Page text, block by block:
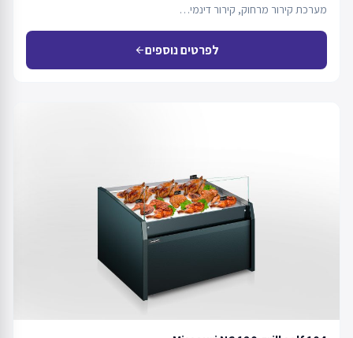
מערכת קירור מרחוק, קירור דינמי…
לפרטים נוספיםarrow_back